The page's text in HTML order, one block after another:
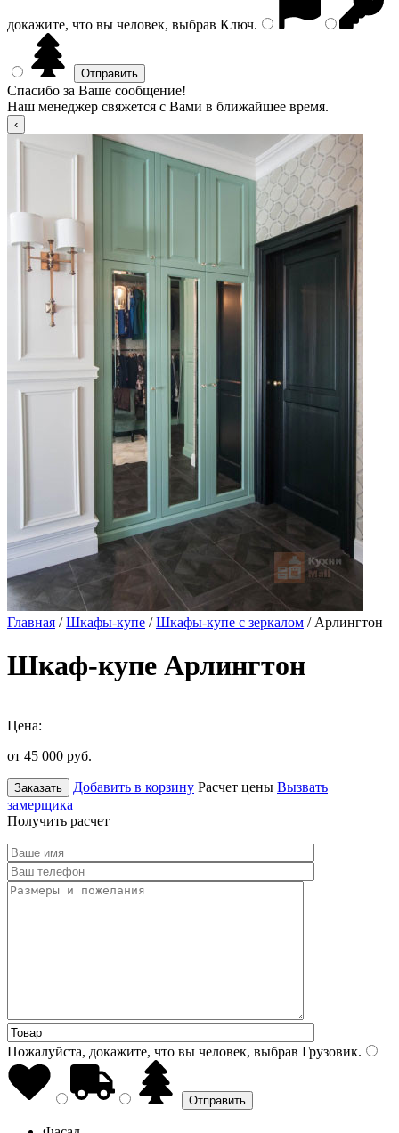
докажите, что вы человек, выбрав Ключ.
Спасибо за Ваше сообщение!
Наш менеджер свяжется с Вами в ближайшее время.
Главная /Шкафы-купе /Шкафы-купе с зеркалом / Арлингтон
Шкаф-купе Арлингтон
Цена:
от 45 000 руб.
Заказать Добавить в корзину Расчет цены Вызвать
замерщика
Получить расчет
Пожалуйста, докажите, что вы человек, выбрав Грузовик.